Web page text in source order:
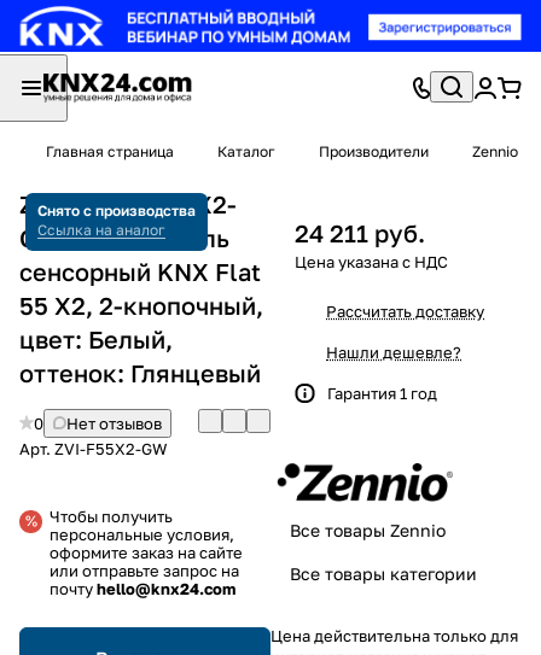
Главная страница Каталог Производители Zennio
Снято с производства
Ссылка на аналог
Zennio ZVI-F55X2-
GW Выключатель
сенсорный KNX Flat
55 X2, 2-кнопочный,
цвет: Белый,
оттенок: Глянцевый
0
Нет отзывов
Арт. ZVI-F55X2-GW
Чтобы получить
персональные условия,
оформите заказ на сайте
или отправьте запрос на
почтуhello@knx24.com
24 211 руб.
Рассчитать доставку
Нашли дешевле?
Гарантия 1 год
Все товары Zennio
Все товары категории
Цена действительна только для